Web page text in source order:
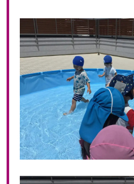
2022年 05月(19)
2022年 04月(20)
2022年 03月(4)